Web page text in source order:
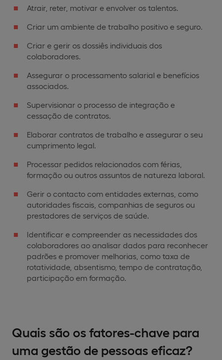
Atrair, reter, motivar e envolver os talentos.
Criar um ambiente de trabalho positivo e seguro.
Criar e gerir os dossiês individuais dos
colaboradores.
Assegurar o processamento salarial e benefícios
associados.
Supervisionar o processo de integração e
cessação de contratos.
Elaborar contratos de trabalho e assegurar o seu
cumprimento legal.
Processar pedidos relacionados com férias,
formação ou outros assuntos de natureza laboral.
Gerir o contacto com entidades externas, como
autoridades fiscais, companhias de seguros ou
prestadores de serviços de saúde.
Identificar e compreender as necessidades dos
colaboradores ao analisar dados para reconhecer
padrões e promover melhorias, como taxa de
rotatividade, absentismo, tempo de contratação,
participação em formação.
Quais são os fatores-chave para
uma gestão de pessoas eficaz?